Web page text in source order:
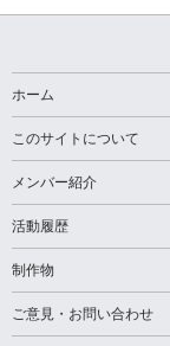
ナ
ゲ
ー
シ
ョ
ン
ホーム
このサイトについて
メンバー紹介
活動履歴
制作物
ご意見・お問い合わせ